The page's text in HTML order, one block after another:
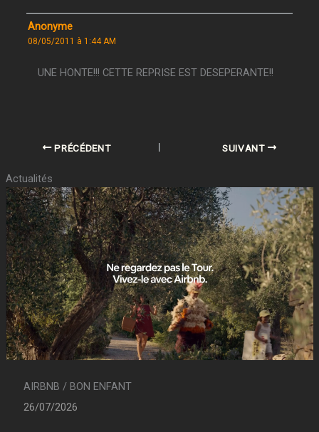
Anonyme
08/05/2011 à 1:44 AM
UNE HONTE!!! CETTE REPRISE EST DESEPERANTE!!
PRÉCÉDENT SUIVANT
Actualités
AIRBNB / BON ENFANT
26/07/2026